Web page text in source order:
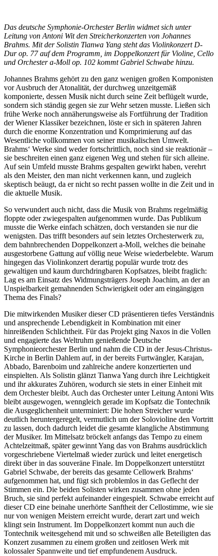
Das deutsche Symphonie-Orchester Berlin widmet sich unter
Leitung von Antoni Wit den Streicherkonzerten von Johannes
Brahms. Mit der Solistin Tianwa Yang steht das Violinkonzert D-
Dur op. 77 auf dem Programm, im Doppelkonzert für Violine, Cello
und Orchester a-Moll op. 102 kommt Gabriel Schwabe hinzu.
Johannes Brahms gehört zu den ganz wenigen großen Komponisten
vor Ausbruch der Atonalität, der durchweg unzeitgemäß
komponierte, dessen Musik nicht durch seine Zeit beflügelt wurde,
sondern sich ständig gegen sie zur Wehr setzen musste. Ließen sich
frühe Werke noch annäherungsweise als Fortführung der Tradition
der Wiener Klassiker bezeichnen, löste er sich in späteren Jahren
durch die enorme Konzentration und Komprimierung auf das
Wesentliche vollkommen von seiner musikalischen Umwelt.
Brahms‘ Werke sind weder fortschrittlich, noch sind sie reaktionär –
sie beschreiten einen ganz eigenen Weg und stehen für sich alleine.
Auf sein Umfeld musste Brahms gespalten gewirkt haben, verehrt
als den Meister, den man nicht verkennen kann, und zugleich
skeptisch beäugt, da er nicht so recht passen wollte in die Zeit und in
die aktuelle Musik.
So verwundert auch nicht, dass die Musik von Brahms regelmäßig
floppte oder zwiegespalten aufgenommen wurde. Das Publikum
musste die Werke einfach schätzen, doch verstanden sie nur die
wenigsten. Das trifft besonders auf sein letztes Orchesterwerk zu,
dem bahnbrechenden Doppelkonzert a-Moll, welches die beinahe
ausgestorbene Gattung auf völlig neue Weise wiederbelebte. Warum
hingegen das Violinkonzert derartig populär wurde trotz des
gewaltigen und kaum durchdringbaren Kopfsatzes, bleibt fraglich:
Lag es am Einsatz des Widmungsträgers Joseph Joachim, an der an
Unspielbarkeit gemahnenden Schwierigkeit oder am eingängigen
Thema des Finals?
Die mitwirkenden Musiker dieser CD präsentieren tiefes Verständnis
und ansprechende Lebendigkeit in Kombination mit einer
hinreißenden Schlichtheit. Für das Projekt ging Naxos in die Vollen
und engagierte das Weltruhm genießende Deutsche
Symphonieorchester Berlin und nahm die CD in der Jesus-Christus-
Kirche in Berlin Dahlem auf, in der bereits Furtwängler, Karajan,
Abbado, Barenboim und zahlreiche andere konzertierten und
einspielten. Als Solistin glänzt Tianwa Yang durch ihre Leichtigkeit
und ihr akkurates Zuhören, wodurch sie stets in einer Einheit mit
dem Orchester bleibt. Auch das Orchester unter Leitung Antoni Wits
bleibt ausgewogen, wenngleich gerade im Kopfsatz die Tontechnik
die Ausgeglichenheit unterminiert: Die hohen Streicher wurde
deutlich heruntergeregelt, vermutlich um der Solovioline den Vortritt
zu lassen, doch dadurch leidet die gesamte klangliche Abstimmung
der Musiker. Im Mittelsatz bröckelt anfangs das Tempo zu einem
Achtelzeitmaß, später gewinnt Yang das von Brahms ausdrücklich
vorgeschriebene Viertelmaß wieder zurück und leitet energetisch
direkt über in das souveräne Finale. Im Doppelkonzert unterstützt
Gabriel Schwabe, der bereits das gesamte Cellowerk Brahms‘
aufgenommen hat, und fügt sich problemlos in das Geflecht der
Stimmen ein. Die beiden Solisten wirken zusammen ohne jeden
Bruch, sie sind perfekt aufeinander eingespielt. Schwabe erreicht auf
dieser CD eine beinahe unerhörte Sanftheit der Cellostimme, wie sie
nur von wenigen Meistern erreicht wurde, derart zart und weich
klingt sein Instrument. Im Doppelkonzert kommt nun auch die
Tontechnik weitesgehend mit und so schweißen alle Beteiligten das
Konzert zusammen zu einem großen und zeitlosen Werk mit
kolossaler Spannweite und tief empfundenem Ausdruck.